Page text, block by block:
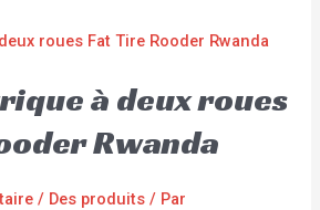
à deux roues
Rwanda
/ Des produits / Par